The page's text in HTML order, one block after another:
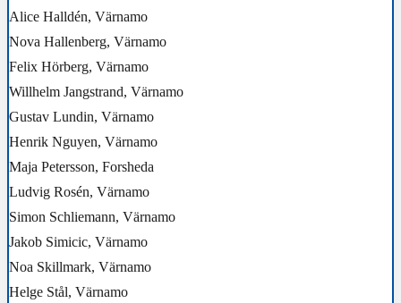
Alice Halldén, Värnamo
Nova Hallenberg, Värnamo
Felix Hörberg, Värnamo
Willhelm Jangstrand, Värnamo
Gustav Lundin, Värnamo
Henrik Nguyen, Värnamo
Maja Petersson, Forsheda
Ludvig Rosén, Värnamo
Simon Schliemann, Värnamo
Jakob Simicic, Värnamo
Noa Skillmark, Värnamo
Helge Stål, Värnamo